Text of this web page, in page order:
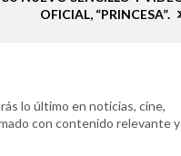
OFICIAL, “PRINCESA”.
lo último en noticias, cine,
con contenido relevante y